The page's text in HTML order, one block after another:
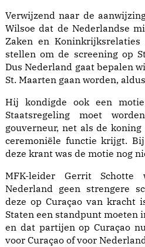
Verwijzend naar de
Wilsoe dat de Nederlandse
Zaken en
stellen om de screening op
Dus Nederland gaat bepalen
St. Maarten gaan worden,
Hij kondigde ook een
Staatsregeling moet
gouverneur, net als de
ceremoniële functie krijgt.
deze krant was de motie nog
MFK-leider Gerrit
Nederland geen strengere
deze op Curaçao van kracht
Staten een standpunt moeten
en dat partijen op Curaçao
voor Curaçao of voor